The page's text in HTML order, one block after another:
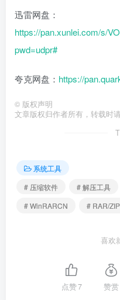
迅雷网盘：
https://pan.xunlei.com/s/
pwd=udpr#
夸克网盘： https://
© 版权声明
文章版权归作者所有，转载时请
系统工具
# 压缩软件
# 解压工具
# WinRARCN
# RAR/
喜欢
点赞7 赞赏